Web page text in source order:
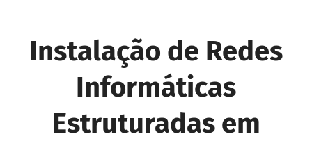
Instalação de Redes
Informáticas
Estruturadas em